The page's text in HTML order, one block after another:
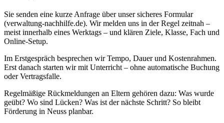
Sie senden eine kurze Anfrage über unser sicheres Formular
(verwaltung-nachhilfe.de). Wir melden uns in der Regel zeitnah –
meist innerhalb eines Werktags – und klären Ziele, Klasse, Fach und
Online-Setup.
Im Erstgespräch besprechen wir Tempo, Dauer und Kostenrahmen.
Erst danach starten wir mit Unterricht – ohne automatische Buchung
oder Vertragsfalle.
Regelmäßige Rückmeldungen an Eltern gehören dazu: Was wurde
geübt? Wo sind Lücken? Was ist der nächste Schritt? So bleibt
Förderung in Neuss planbar.